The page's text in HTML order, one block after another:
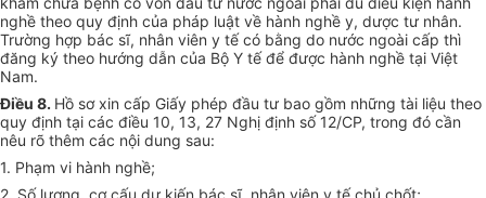
nghề theo quy định của pháp luật về hành nghề y, dược tư nhân.
Trường hợp bác sĩ, nhân viên y tế có bằng do nước ngoài cấp thì
đăng ký theo hướng dẫn của Bộ Y tế để được hành nghề tại Việt
Nam.
Điều 8. Hồ sơ xin cấp Giấy phép đầu tư bao gồm những tài liệu theo
quy định tại các điều 10, 13, 27 Nghị định số 12/CP, trong đó cần
nêu rõ thêm các nội dung sau:
1. Phạm vi hành nghề;
2. Số lượng, cơ cấu dự kiến bác sĩ, nhân viên y tế chủ chốt;